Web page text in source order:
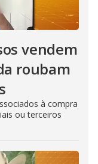
vendem
roubam
à compra
ou terceiros